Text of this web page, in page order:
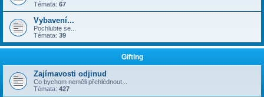
Témata: 67
Vybavení...
Pochlubte se...
Témata: 39
Gifting
Zajímavosti odjinud
Co bychom neměli přehlédnout...
Témata: 427